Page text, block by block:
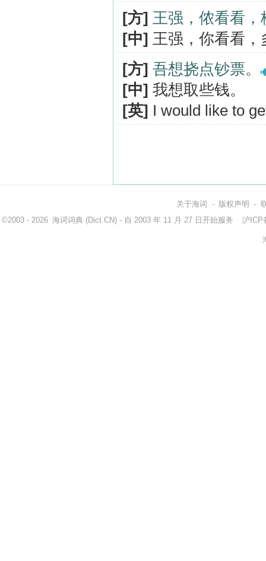
[方] 王强，侬看看
[中] 王强，你看看
[方] 吾想挠点钞票。
[中] 我想取些钱。
[英] I would like to
关于海词 - 版权声明 -
©2003 - 2026 海词词典 (Dict.CN) - 自 2003 年 11 月 27 日开始服务 沪ICP